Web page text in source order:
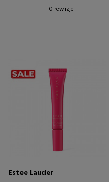
0 rewizje
Estee Lauder